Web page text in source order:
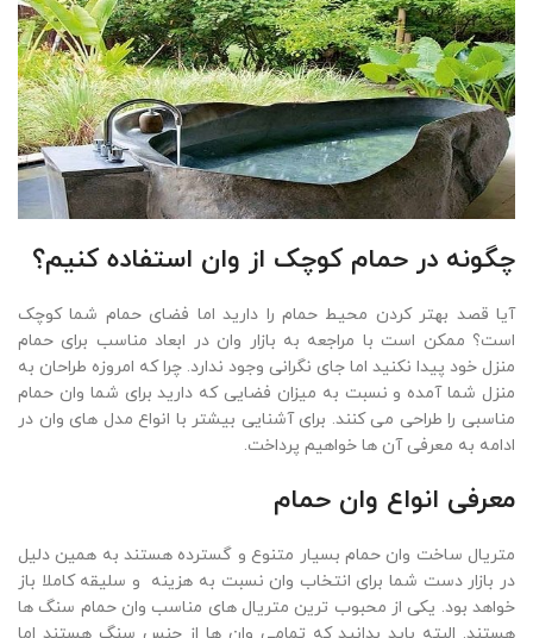
چگونه در حمام کوچک از وان استفاده کنیم؟
آیا قصد بهتر کردن محیط حمام را دارید اما فضای حمام شما کوچک
است؟ ممکن است با مراجعه به بازار وان در ابعاد مناسب برای حمام
منزل خود پیدا نکنید اما جای نگرانی وجود ندارد. چرا که امروزه طراحان به
منزل شما آمده و نسبت به میزان فضایی که دارید برای شما وان حمام
مناسبی را طراحی می کنند. برای آشنایی بیشتر با انواع مدل های وان در
ادامه به معرفی آن ها خواهیم پرداخت.
معرفی انواع وان حمام
متریال ساخت وان حمام بسیار متنوع و گسترده هستند به همین دلیل
در بازار دست شما برای انتخاب وان نسبت به هزینه و سلیقه کاملا باز
خواهد بود. یکی از محبوب ترین متریال های مناسب وان حمام سنگ ها
هستند. البته باید بدانید که تمامی وان ها از جنس سنگ هستند اما